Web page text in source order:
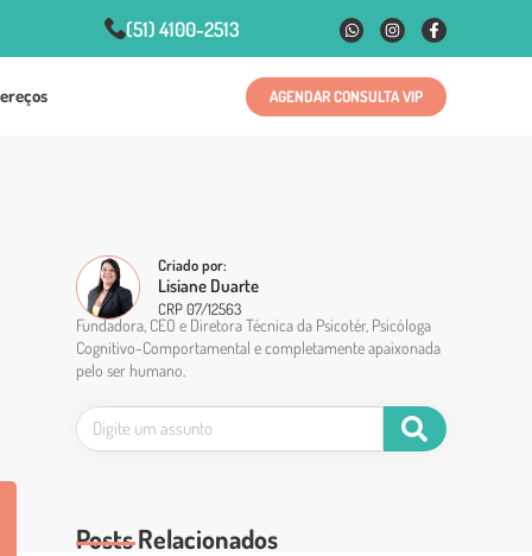
(51) 4100-2513
AGENDAR CONSULTA VIP
Criado por:
Lisiane Duarte
CRP 07/12563
Fundadora, CEO e Diretora Técnica da Psicotér, Psicóloga
Cognitivo-Comportamental e completamente apaixonada
pelo ser humano.
Posts Relacionados